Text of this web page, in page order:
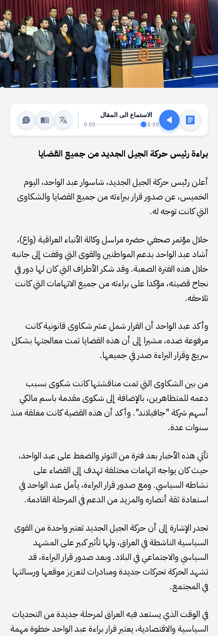
الاستماع الى المقال
0:00
0:00
براءة رئيس حركة الجيل الجديد من جميع القضايا
أعلن رئيس حركة الجيل الجديد، شاسوار عبد الواحد، اليوم
الخميس، عن صدور قرار ببراءته من جميع القضايا والشكاوى
التي كانت توجه له.
خلال مؤتمر صحفي حضره مراسل وكالة الأنباء العراقية (واع)،
أشاد عبد الواحد بدعم المواطنين والقوى التي وقفت إلى جانبه
خلال هذه الفترة الصعبة. وقد شكر الأطراف التي كان لها دور في
نجاح قضيته، مؤكدا على براءته من جميع الاتهامات التي كانت
تلاحقه.
وأكد عبد الواحد أن القرار شمل عشر شكاوى قانونية كانت
مرفوعة ضده، مشيرا إلى أن هذه القضايا تمت معالجتها بشكل
سريع وقرار البراءة صدر في جميعها.
من بين الشكاوى التي تمت مناقشتها كانت شكوى بسبب
دعمه للمتظاهرين، بالإضافة إلى شكوى مقدمة باسم مالكي
أسهم شركة "جافيلاند". وأكد أن هذه القضية كانت مغلقة منذ
سنوات عدة.
تأتي هذه الأخبار بعد فترة من التوتر والضغط على عبد الواحد،
حيث كان يواجه اتهامات مختلفة تهدف إلى القضاء على
نشاطه السياسي. ومع صدور قرار البراءة، يأمل عبد الواحد في
استعادة ثقة أنصاره والمزيد من الدعم في المرحلة القادمة.
تجدر الإشارة إلى أن حركة الجيل الجديد تعتبر واحدة من القوى
السياسية الناشطة في العراق، ولها تأثير كبير على المشهد
السياسي والاجتماعي في البلاد. وبعد صدور قرار البراءة، قد
تشهد الحركة تحركات جديدة ومبادرات لتعزيز موقعها ورسالتها
في المجتمع.
في الوقت الذي يستعد فيه العراق لمرحلة جديدة من التحديات
السياسية والاقتصادية، يعتبر قرار براءة عبد الواحد خطوة مهمة